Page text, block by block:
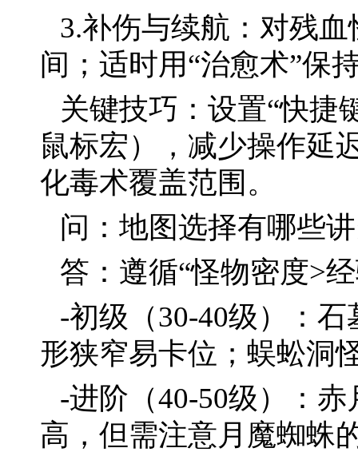
3.补伤与续航：对残
间；适时用“治愈术”保
关键技巧：设置“快捷
鼠标宏），减少操作延
化毒术覆盖范围。
问：地图选择有哪些
答：遵循“怪物密度>
-初级（30-40级）：
形狭窄易卡位；蜈蚣洞
-进阶（40-50级）：
高，但需注意月魔蜘蛛